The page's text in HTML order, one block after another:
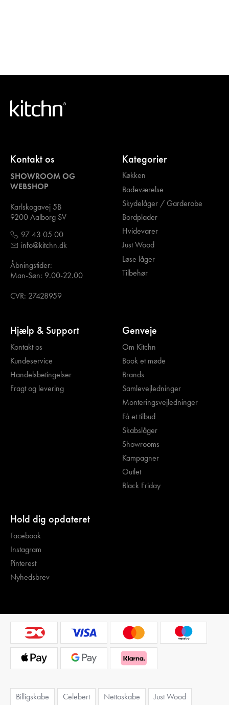
Kontakt os
SHOWROOM OG
WEBSHOP
Karlskogavej 5B
9200 Aalborg SV
97 43 05 00
info@kitchn.dk
Åbningstider:
Man-Søn: 9.00-22.00
CVR: 27428959
Kategorier
Køkken
Badeværelse
Skydelåger / Garderobe
Bordplader
Hvidevarer
Just Wood
Løse låger
Tilbehør
Hjælp & Support
Kontakt os
Kundeservice
Handelsbetingelser
Fragt og levering
Genveje
Om Kitchn
Book et møde
Brands
Samlevejledninger
Monteringsvejledninger
Få et tilbud
Skabslåger
Showrooms
Kampagner
Outlet
Black Friday
Hold dig opdateret
Facebook
Instagram
Pinterest
Nyhedsbrev
Billigskabe Celebert Nettoskabe Just Wood